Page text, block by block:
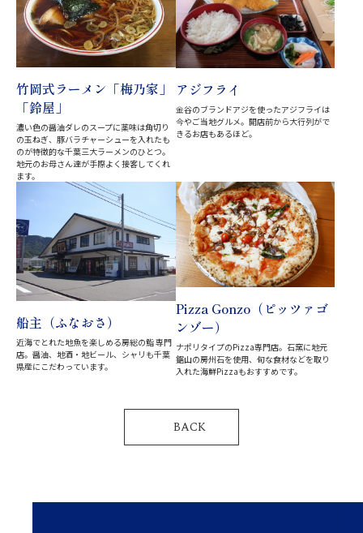
竹岡式ラーメン「梅乃家」
「鈴屋」
濃い色の醤油ダレのスープに薬味は角切り
の玉ねぎ、豚バラチャーシューを入れたも
のが特徴的な千葉三大ラーメンのひとつ。
地元のお母さん達が手際よく接客してくれ
ます。
アジフライ
金谷のブランドアジを使ったアジフライは
今やご当地グルメ。開店前から大行列がで
きるお店もあるほど。
船主（ふなおさ）
近海でとれた地魚を楽しめる房総の鮨 専門
店。醤油、地酒・地ビール、シャリも千葉
県産にこだわっています。
Pizza Gonzo（ピッツァゴ
ンゾー）
ナポリタイプのPizza専門店。石窯に地元
鋸山の房州石を使用、旬な食材などを取り
入れた海鮮Pizzaもおすすめです。
BACK